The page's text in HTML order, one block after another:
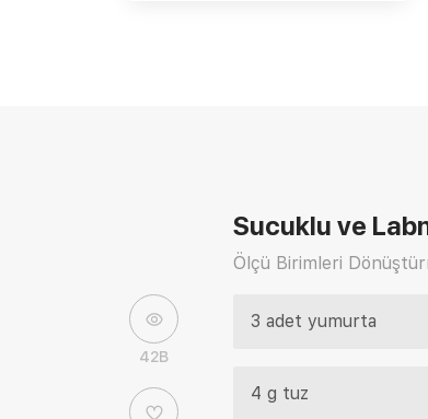
42B
Sucuklu ve
Ölçü Birimleri
3 adet yumurta
4 g tuz